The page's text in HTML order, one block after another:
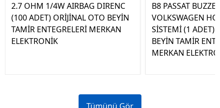
2.7 OHM 1/4W AIRBAG DIRENC
(100 ADET) ORİJİNAL OTO BEYİN
TAMİR ENTEGRELERİ MERKAN
ELEKTRONİK
B8 PASSAT
VOLKSWAGEN
SİSTEMİ (1 ADET)
BEYİN TAMİR
MERKAN